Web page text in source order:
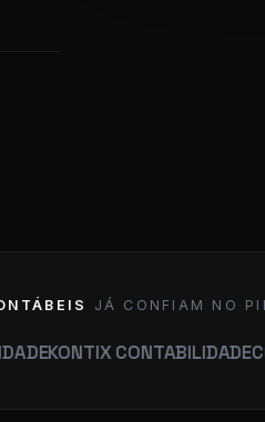
JÁ CONFIAM NO
CONTABILIDADE